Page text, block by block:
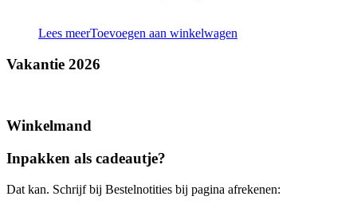
Lees meerToevoegen aan winkelwagen
Vakantie 2026
Winkelmand
Inpakken als cadeautje?
Dat kan. Schrijf bij Bestelnotities bij pagina afrekenen: